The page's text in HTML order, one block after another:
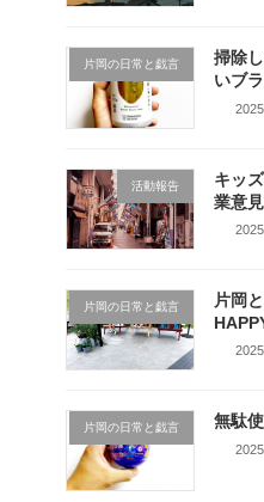
片岡の日常と戯言
掃除
いブ
活動報告
キッ
業意
片岡の日常と戯言
片岡
片岡の日常と戯言 無駄